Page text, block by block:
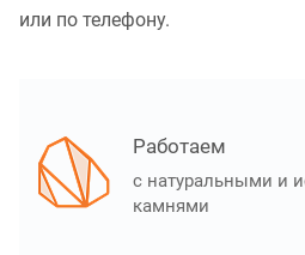
или по телефону.
Работаем
с натуральными и
камнями